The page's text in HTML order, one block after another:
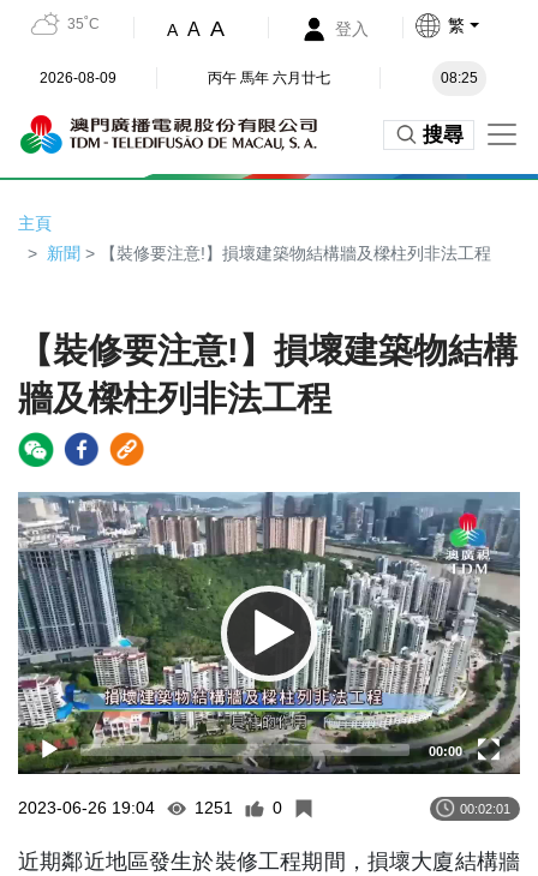
35˚C A A A 登入 繁
2026-08-09 丙午 馬年 六月廿七 08:25
搜尋
主頁
新聞 > 【裝修要注意!】損壞建築物結構牆及樑柱列非法工程
【裝修要注意!】損壞建築物結構
牆及樑柱列非法工程
Video
Player
00:00
2023-06-26 19:04 1251 0 00:02:01
近期鄰近地區發生於裝修工程期間，損壞大廈結構牆